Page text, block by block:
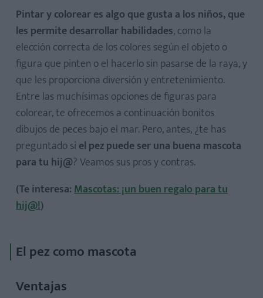
Ventajas
Inconvenientes
Pintar y colorear es algo que gusta a los niños, que
les permite desarrollar habilidades, como la
elección correcta de los colores según el objeto o
figura que pinten o el hacerlo sin pasarse de la raya, y
que les proporciona diversión y entretenimiento.
Entre las muchísimas opciones de figuras para
colorear, te ofrecemos a continuación bonitos
dibujos de peces bajo el mar. Pero, antes, ¿te has
preguntado si el pez puede ser una buena mascota
para tu hij@? Veamos sus pros y contras.
(Te interesa:Mascotas: ¡un buen regalo para tu
hij@!)
El pez como mascota
Ventajas